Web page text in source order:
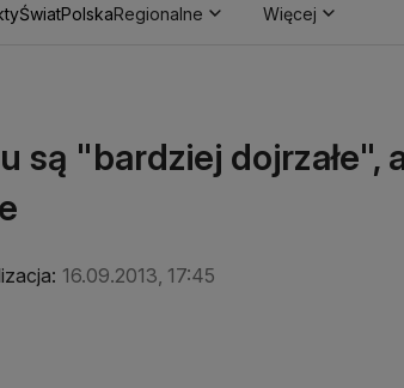
ŚwiatPolskaRegionalne Więcej
są "bardziej dojrzałe",
16.09.2013, 17:45